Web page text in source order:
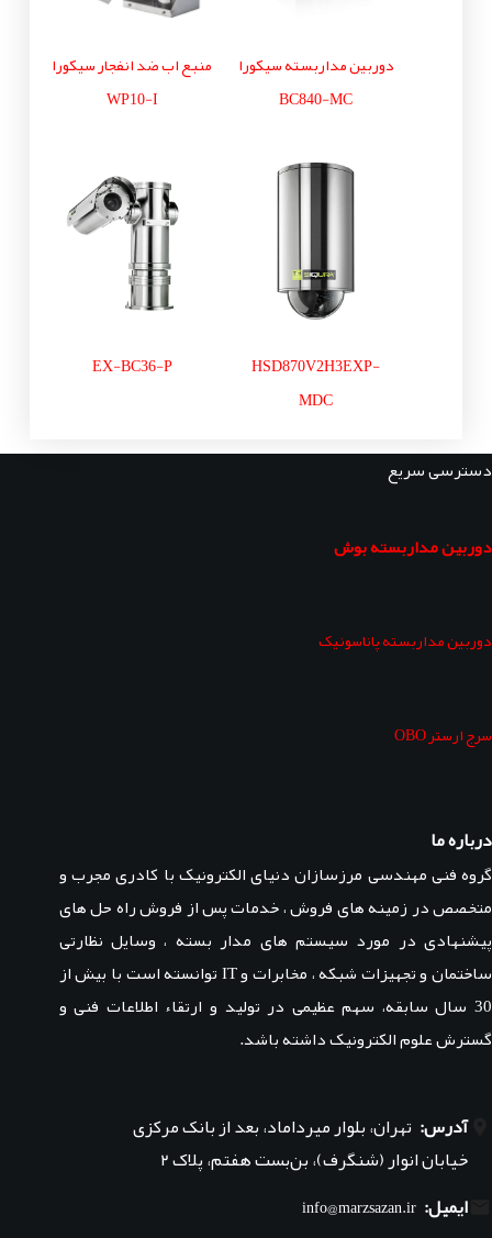
دوربین مداربسته سیکورا
BC840-MC
منبع اب ضد انفجار سیکورا
WP10-I
HSD870V2H3EXP-
MDC
EX-BC36-P
دسترسی سریع
دوربین مداربسته بوش
دوربین مداربسته پاناسونیک
سرج ارستر OBO
درباره ما
گروه فنی مهندسی مرزسازان دنیای الکترونیک با کادری مجرب و
متخصص در زمینه های فروش ، خدمات پس از فروش راه حل های
پیشنهادی در مورد سیستم های مدار بسته ، وسایل نظارتی
ساختمان و تجهیزات شبکه ، مخابرات و IT توانسته است با بیش از
30 سال سابقه، سهم عظیمی در تولید و ارتقاء اطلاعات فنی و
گسترش علوم الکترونیک داشته باشد.
آدرس: تهران، بلوار میرداماد، بعد از بانک مرکزی
خیابان انوار (شنگرف)، بن‌بست هفتم، پلاک ۲
ایمیل: info@marzsazan.ir